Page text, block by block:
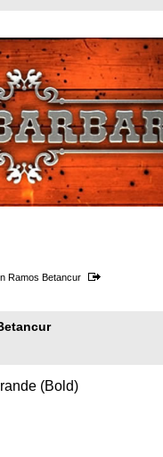
Ramos Betancur
(Bold)